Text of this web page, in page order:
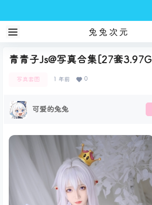
兔兔次元
青青子Js@写真合集[27套3.97G]
写真套图 1 年前 0
可爱的兔兔